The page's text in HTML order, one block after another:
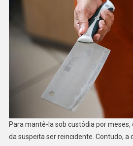
Para mantê-la sob custódia por
da suspeita ser reincidente. Contudo,